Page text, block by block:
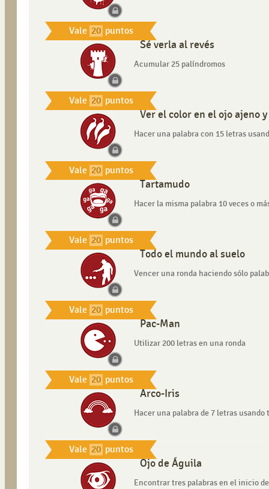
Vale 20 puntos
Vale 20 puntos
Sé verla al revés
Acumular 25 palíndromos
Vale 20 puntos
Ver el color en el ojo ajeno
Hacer una palabra con 15 letras
Vale 20 puntos
Tartamudo
Hacer la misma palabra 10 veces o
Vale 20 puntos
Todo el mundo al suelo
Vencer una ronda haciendo sólo
Vale 20 puntos
Pac-Man
Utilizar 200 letras en una ronda
Vale 20 puntos
Arco-Iris
Hacer una palabra de 7 letras usando
Ojo de Águila
Encontrar tres palabras en el inicio